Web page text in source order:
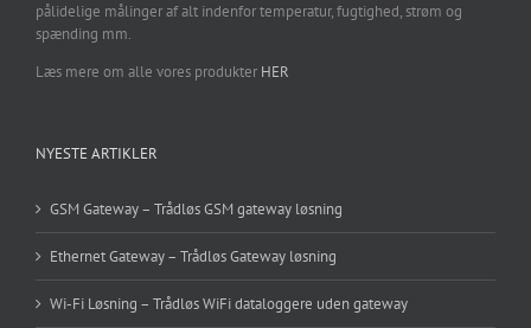
pålidelige målinger af alt indenfor temperatur, fugtighed, strøm og
spænding mm.
Læs mere om alle vores produkter HER
NYESTE ARTIKLER
GSM Gateway – Trådløs GSM gateway løsning
Ethernet Gateway – Trådløs Gateway løsning
Wi-Fi Løsning – Trådløs WiFi dataloggere uden gateway